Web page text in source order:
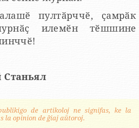
пултӑрччӗ, ҫамрӑк
илемӗн тӗшшине
Станьял
de artikoloj ne signifas, ke la
la opinion de ĝiaj aŭtoroj.